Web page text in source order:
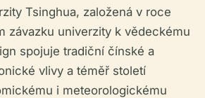
Tsinghua, založená v roce
závazku univerzity k vědeckému
spojuje tradiční čínské a
vlivy a téměř století
i meteorologickému